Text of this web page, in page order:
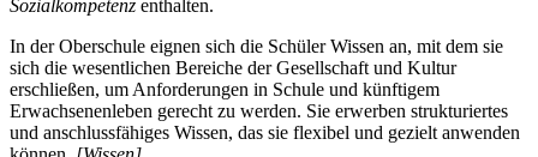
Sozialkompetenz enthalten.
In der Oberschule eignen sich die Schüler Wissen an, mit dem sie
sich die wesentlichen Bereiche der Gesellschaft und Kultur
erschließen, um Anforderungen in Schule und künftigem
Erwachsenenleben gerecht zu werden. Sie erwerben strukturiertes
und anschlussfähiges Wissen, das sie flexibel und gezielt anwenden